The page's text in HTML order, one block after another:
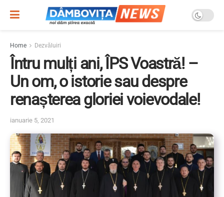
Home Dezvăluiri
Întru mulți ani, ÎPS Voastră! –
Un om, o istorie sau despre
renașterea gloriei voievodale!
ianuarie 5, 2021